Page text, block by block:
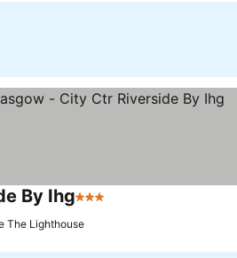
By Ihg3 Estrelas
The Lighthouse